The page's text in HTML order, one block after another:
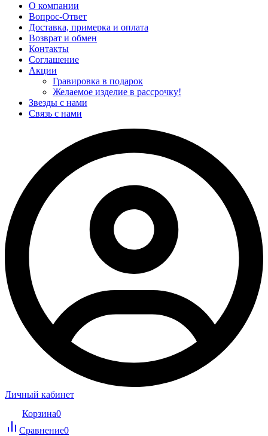
О компании
Вопрос-Ответ
Доставка, примерка и оплата
Возврат и обмен
Контакты
Соглашение
Акции
Гравировка в подарок
Желаемое изделие в рассрочку!
Звезды с нами
Связь с нами
Личный кабинет
Корзина0
Сравнение0